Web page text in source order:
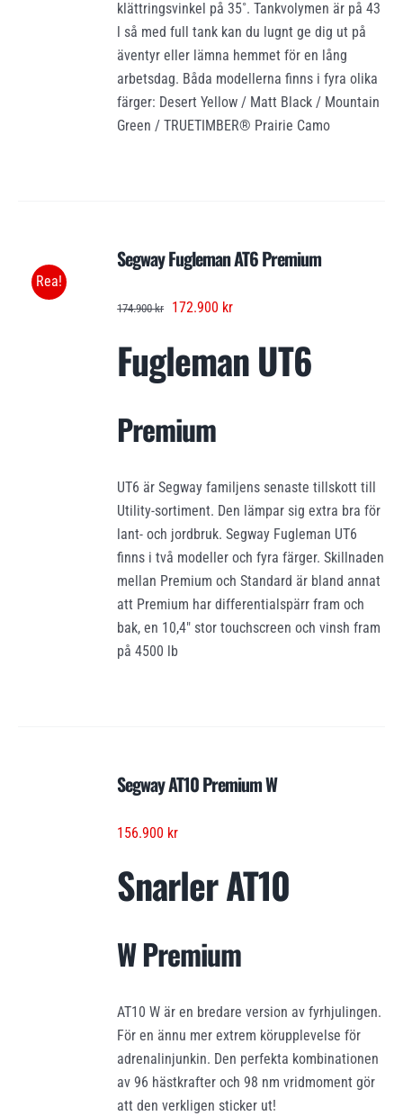
klättringsvinkel på 35˚. Tankvolymen är på 43
l så med full tank kan du lugnt ge dig ut på
äventyr eller lämna hemmet för en lång
arbetsdag. Båda modellerna finns i fyra olika
färger: Desert Yellow / Matt Black / Mountain
Green / TRUETIMBER® Prairie Camo
Rea!
Segway Fugleman AT6 Premium
174.900kr
Det
priset
var:
172.900 krDet
priset
är:
Fugleman UT6
Premium
UT6 är Segway familjens senaste tillskott till
Utility-sortiment. Den lämpar sig extra bra för
lant- och jordbruk. Segway Fugleman UT6
finns i två modeller och fyra färger. Skillnaden
mellan Premium och Standard är bland annat
att Premium har differentialspärr fram och
bak, en 10,4″ stor touchscreen och vinsh fram
på 4500 lb
Segway AT10 Premium W
156.900 kr
Snarler AT10
W Premium
AT10 W är en bredare version av fyrhjulingen.
För en ännu mer extrem körupplevelse för
adrenalinjunkin. Den perfekta kombinationen
av 96 hästkrafter och 98 nm vridmoment gör
att den verkligen sticker ut!